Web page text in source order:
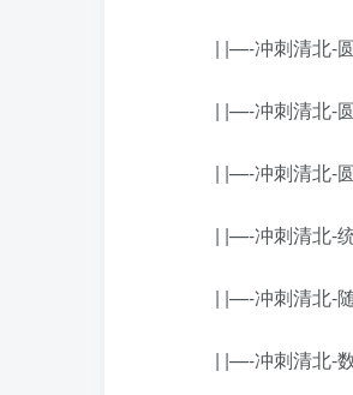
| |—-冲刺清北-圆
| |—-冲刺清北-圆
| |—-冲刺清北-圆
| |—-冲刺清北-统
| |—-冲刺清北-随
| |—-冲刺清北-数